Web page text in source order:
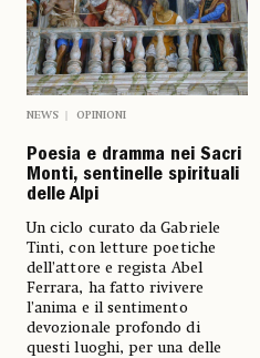
NEWS OPINIONI
Poesia e dramma nei Sacri
Monti, sentinelle spirituali
delle Alpi
Un ciclo curato da Gabriele
Tinti, con letture poetiche
dell’attore e regista Abel
Ferrara, ha fatto rivivere
l’anima e il sentimento
devozionale profondo di
questi luoghi, per una delle